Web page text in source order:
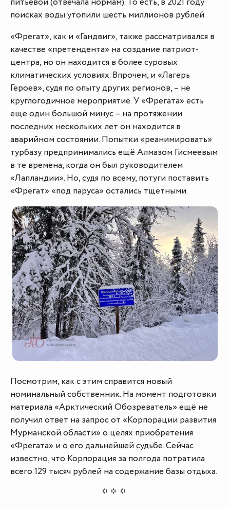
поисках воды утопили шесть миллионов рублей.
«Фрегат», как и «Гандвиг», также рассматривался в
качестве «претендента» на создание патриот-
центра, но он находится в более суровых
климатических условиях. Впрочем, и «Лагерь
Героев», судя по опыту других регионов, – не
круглогодичное мероприятие. У «Фрегата» есть
ещё один большой минус – на протяжении
последних нескольких лет он находится в
аварийном состоянии. Попытки «реанимировать»
турбазу предпринимались ещё Алмазом Гисмеевым
в те времена, когда он был руководителем
«Лапландии». Но, судя по всему, потуги поставить
«Фрегат» «под паруса» остались тщетными.
Посмотрим, как с этим справится новый
номинальный собственник. На момент подготовки
материала «Арктический Обозреватель» ещё не
получил ответ на запрос от «Корпорации развития
Мурманской области» о целях приобретения
«Фрегата» и о его дальнейшей судьбе. Сейчас
известно, что Корпорация за полгода потратила
всего 129 тысяч рублей на содержание базы отдыха.